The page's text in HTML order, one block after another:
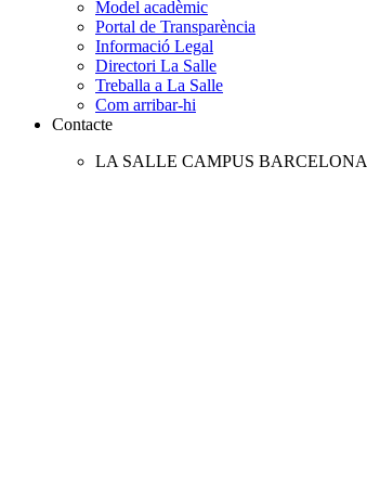
Model acadèmic
Portal de Transparència
Informació Legal
Directori La Salle
Treballa a La Salle
Com arribar-hi
Contacte
LA SALLE CAMPUS BARCELONA